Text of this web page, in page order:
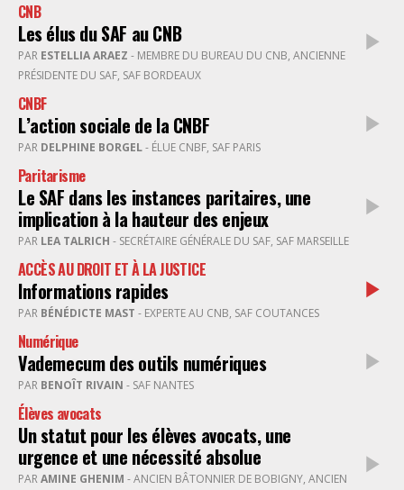
CNB
Les élus du SAF au CNB
PAR ESTELLIA ARAEZ
PRÉSIDENTE DU SAF, SAF BORDEAUX
CNBF
L’action sociale de la CNBF
PAR DELPHINE BORGEL- ÉLUE CNBF, SAF PARIS
Paritarisme
Le SAF dans les instances paritaires, une
implication à la hauteur des enjeux
PAR LEA TALRICH - SECRÉTAIRE GÉNÉRALE DU SAF, SAF MARSEILLE
ACCÈS AU DROIT ET À LA JUSTICE
Informations rapides
PAR BÉNÉDICTE MAST - EXPERTE AU CNB, SAF COUTANCES
Numérique
Vademecum des outils numériques
PAR BENOÎT RIVAIN - SAF NANTES
Élèves avocats
Un statut pour les élèves avocats, une
urgence et une nécessité absolue
PARAMINE GHENIM